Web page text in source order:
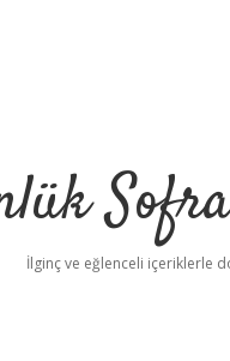
İlginç ve eğlenceli içeriklerle